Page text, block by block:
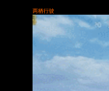
两栖行驶